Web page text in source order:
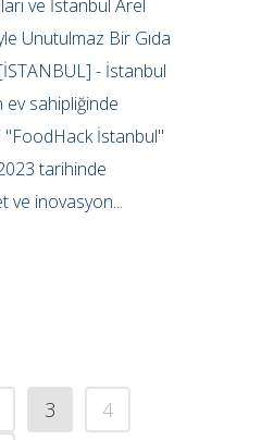
ve İstanbul Arel
Unutulmaz Bir Gıda
- İstanbul
sahipliğinde
İstanbul"
tarihinde
ve inovasyon...
3
4